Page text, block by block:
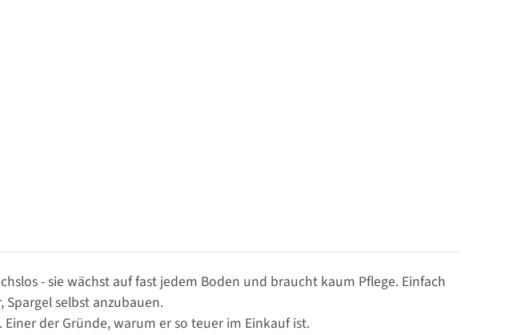
- sie wächst auf fast jedem Boden und braucht kaum Pflege. Einfach
selbst anzubauen.
der Gründe, warum er so teuer im Einkauf ist.